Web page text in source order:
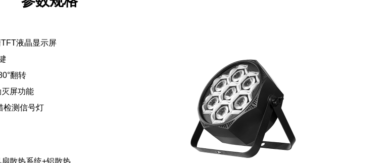
液晶显示屏
翻转
屏功能
检测信号灯
散热系统+铝散热